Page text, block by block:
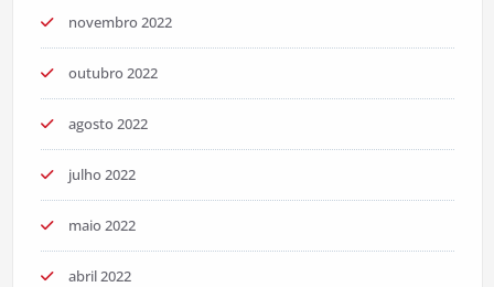
novembro 2022
outubro 2022
agosto 2022
julho 2022
maio 2022
abril 2022